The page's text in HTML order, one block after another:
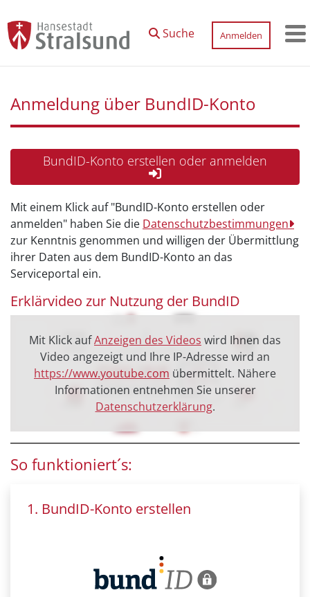
Suche
Anmelden
Anmeldung über BundID-Konto
Mit einem Klick auf "BundID-Konto erstellen oder
anmelden" haben Sie die Datenschutzbestimmungen
zur Kenntnis genommen und willigen der Übermittlung
ihrer Daten aus dem BundID-Konto an das
Serviceportal ein.
Erklärvideo zur Nutzung der BundID
Mit Klick aufAnzeigen des Videos wird Ihnen das
Video angezeigt und Ihre IP-Adresse wird an
https://www.youtube.com übermittelt. Nähere
Informationen entnehmen Sie unserer
Datenschutzerklärung.
So funktioniert´s:
1. BundID-Konto erstellen